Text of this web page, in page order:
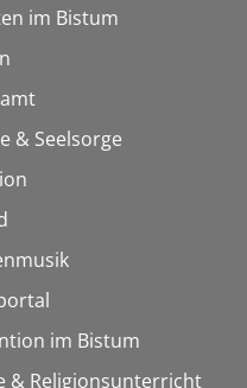
im Bistum
& Seelsorge
im Bistum
& Religionsunterricht